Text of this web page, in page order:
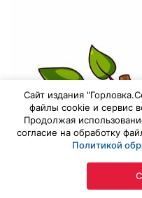
Сайт издания
файлы cookie и сервис
Продолжая
согласие на обработку
Политикой